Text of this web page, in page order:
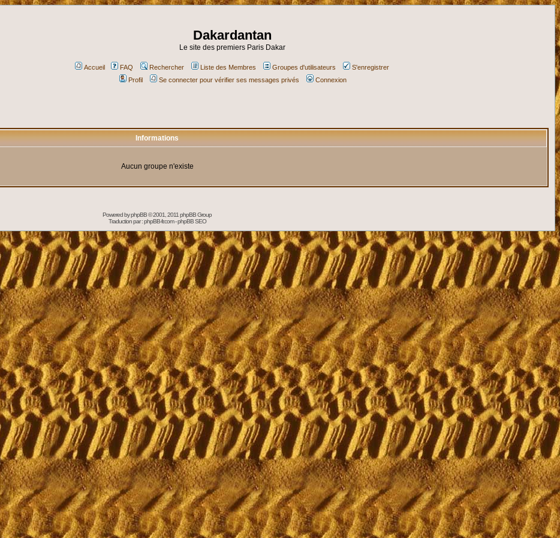
Dakardantan
Le site des premiers Paris Dakar
Accueil FAQ Rechercher Liste des Membres Groupes d'utilisateurs
S'enregistrer
Profil
Se connecter pour vérifier ses messages privés Connexion
Informations
Aucun groupe n'existe
Powered byphpBB© 2001, 2011 phpBB Group
Traduction par :phpBB-fr.com-phpBB SEO